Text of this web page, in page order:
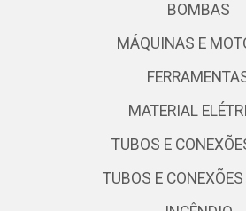
BOMBAS
MÁQUINAS E
MATERIAL
TUBOS E
TUBOS E